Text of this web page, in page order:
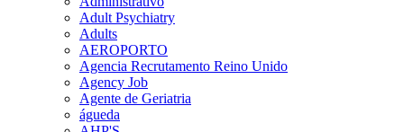
Adult Psychiatry
Adults
AEROPORTO
Agencia Recrutamento Reino Unido
Agency Job
Agente de Geriatria
águeda